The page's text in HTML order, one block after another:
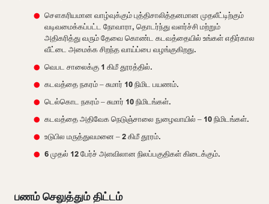
சௌகரியமான வாழ்வுக்கும் புத்திசாலித்தனமான முதலீட்டிற்கும்
வடிவமைக்கப்பட்ட நோவாரா, தொடர்ந்து வளர்ச்சி மற்றும்
அதிகரித்து வரும் தேவை கொண்ட கடவத்தையில் உங்கள் எதிர்கால
வீட்டை அமைக்க சிறந்த வாய்ப்பை வழங்குகிறது.
வெபட சாலைக்கு 1 கிமீ தூரத்தில்.
கடவத்தை நகரம் – சுமார் 10 நிமிட பயணம்.
டெல்கொட நகரம் – சுமார் 10 நிமிடங்கள்.
கடவத்தை அதிவேக நெடுஞ்சாலை நுழைவாயில் – 10 நிமிடங்கள்.
உடுபில மருத்துவமனை – 2 கிமீ தூரம்.
6 முதல் 12 பேர்ச் அளவிலான நிலப்பகுதிகள் கிடைக்கும்.
பணம் செலுத்தும் திட்டம்